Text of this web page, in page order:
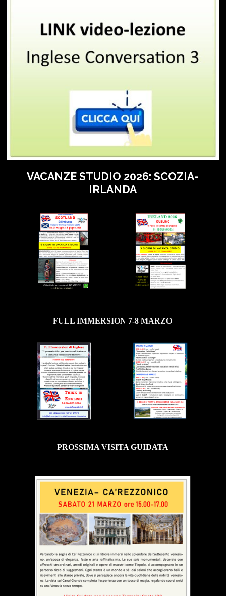
VACANZE STUDIO 2026: SCOZIA-
IRLANDA
FULL IMMERSION 7-8 MARZO
PROSSIMA VISITA GUIDATA